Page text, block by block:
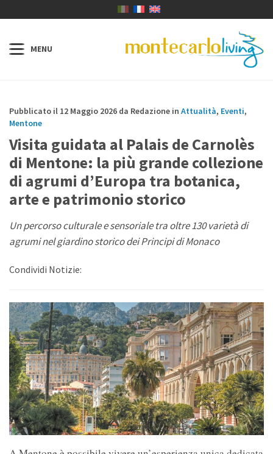
Pubblicato il 12 Maggio 2026 da Redazione in Attualità, Eventi,
Mentone
Visita guidata al Palais de Carnolès
di Mentone: la più grande collezione
di agrumi d’Europa tra botanica,
arte e patrimonio storico
Un percorso culturale e sensoriale tra oltre 130 varietà di
agrumi nel giardino storico dei Principi di Monaco
Condividi Notizie: